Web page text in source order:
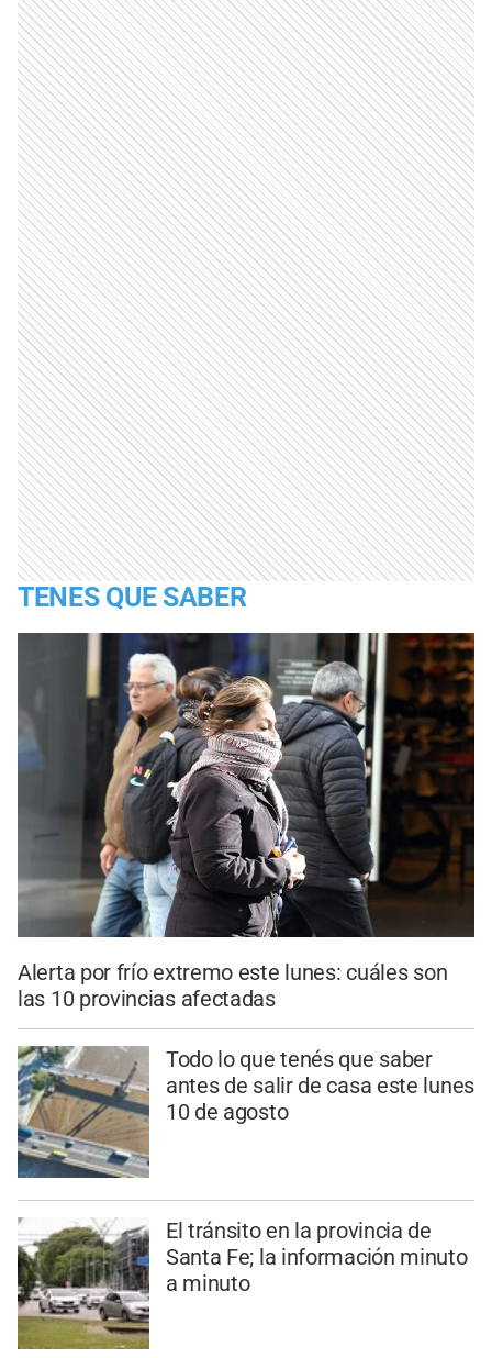
TENES QUE SABER
Alerta por frío extremo este lunes: cuáles son
las 10 provincias afectadas
Todo lo que tenés que saber
antes de salir de casa este lunes
10 de agosto
El tránsito en la provincia de
Santa Fe; la información minuto
a minuto